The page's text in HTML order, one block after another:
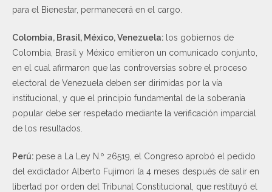
para el Bienestar, permanecerá en el cargo.
Colombia, Brasil, México, Venezuela: los gobiernos de
Colombia, Brasil y México emitieron un comunicado conjunto,
en el cual afirmaron que las controversias sobre el proceso
electoral de Venezuela deben ser dirimidas por la vía
institucional, y que el principio fundamental de la soberanía
popular debe ser respetado mediante la verificación imparcial
de los resultados.
Perú: pese a La Ley N.º 26519, el Congreso aprobó el pedido
del exdictador Alberto Fujimori (a 4 meses después de salir en
libertad por orden del Tribunal Constitucional, que restituyó el